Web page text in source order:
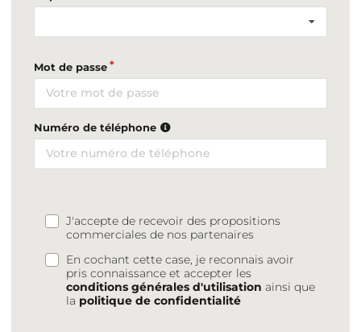
Mot de passe
Numéro de téléphone
J'accepte de recevoir des propositions
commerciales de nos partenaires
En cochant cette case, je reconnais avoir
pris connaissance et accepter les
conditions générales d'utilisation ainsi que
la politique de confidentialité